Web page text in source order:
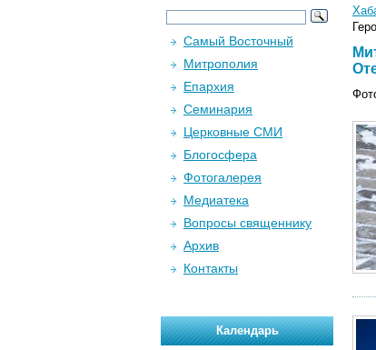
Самый Восточный
Митрополия
Епархия
Семинария
Церковные СМИ
Блогосфера
Фотогалерея
Медиатека
Вопросы священнику
Архив
Контакты
Календарь